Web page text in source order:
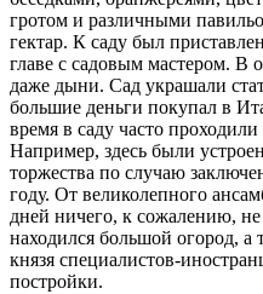
гротом и различными
гектар. К саду был
главе с садовым мастером. В
даже дыни. Сад украшали
большие деньги покупал в
время в саду часто
Например, здесь были
торжества по случаю
году. От великолепного
дней ничего, к сожалению,
находился большой огород,
князя специалистов-
постройки.